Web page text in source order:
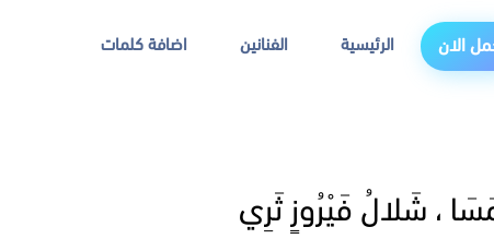
الان الرئيسية الفنانين اضافة كلمات
، شَلالُ فَيْرُوزٍ ثَرِي